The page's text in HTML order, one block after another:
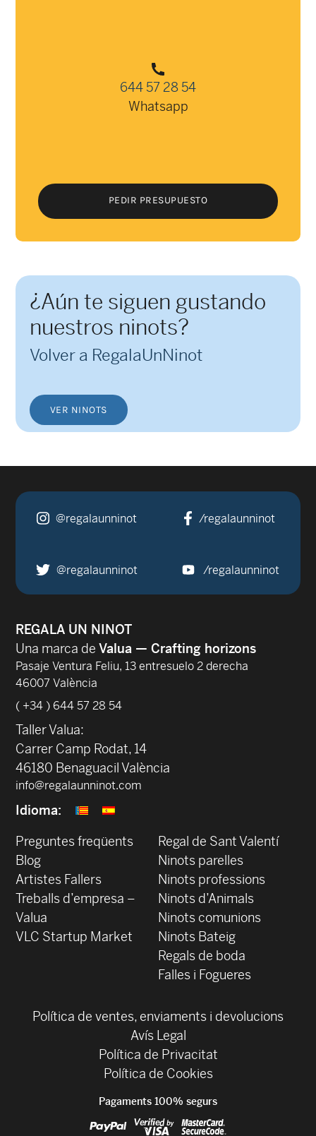
644 57 28 54
Whatsapp
PEDIR PRESUPUESTO
PEDIR PRESUPUESTO
¿Aún te siguen gustando
nuestros ninots?
Volver a RegalaUnNinot
VER NINOTS
@regalaunninot /regalaunninot
@regalaunninot /regalaunninot
REGALA UN NINOT
Una marca de Valua — Crafting horizons
Pasaje Ventura Feliu, 13 entresuelo 2 derecha
46007 València
( +34 ) 644 57 28 54
Taller Valua:
Carrer Camp Rodat, 14
46180 Benaguacil València
info@regalaunninot.com
Idioma:
Preguntes freqüents
Blog
‍Artistes Fallers
Treballs d’empresa –
Valua
VLC Startup Market
Regal de Sant Valentí
Ninots parelles
Ninots professions
Ninots d’Animals
Ninots comunions
Ninots Bateig
Regals de boda
Falles i Fogueres
Política de ventes, enviaments i devolucions
Avís Legal
Política de Privacitat
Política de Cookies
Pagaments 100% segurs